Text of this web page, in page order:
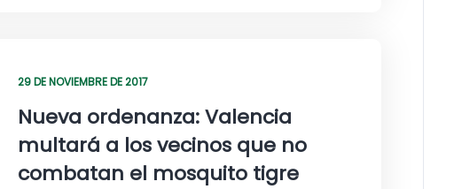
29 DE NOVIEMBRE DE 2017
Nueva ordenanza: Valencia
multará a los vecinos que no
combatan el mosquito tigre